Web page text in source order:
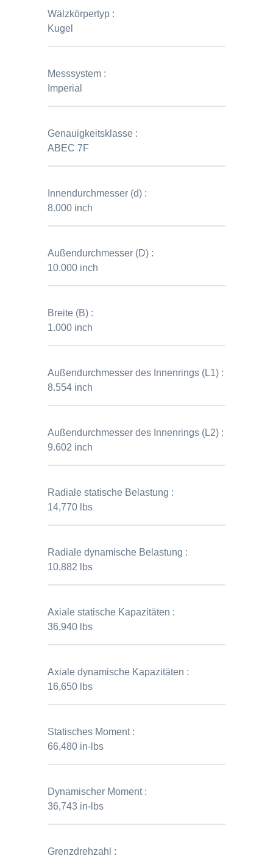
Wälzkörpertyp :
Kugel
Messsystem :
Imperial
Genauigkeitsklasse :
ABEC 7F
Innendurchmesser (d) :
8.000 inch
Außendurchmesser (D) :
10.000 inch
Breite (B) :
1.000 inch
Außendurchmesser des Innenrings (L1) :
8.554 inch
Außendurchmesser des Innenrings (L2) :
9.602 inch
Radiale statische Belastung :
14,770 lbs
Radiale dynamische Belastung :
10,882 lbs
Axiale statische Kapazitäten :
36,940 lbs
Axiale dynamische Kapazitäten :
16,650 lbs
Statisches Moment :
66,480 in-lbs
Dynamischer Moment :
36,743 in-lbs
Grenzdrehzahl :